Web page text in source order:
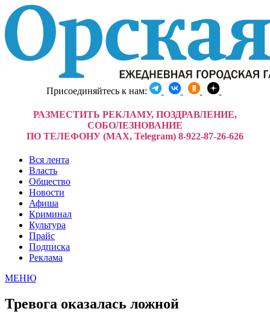
Присоединяйтесь к нам:
РАЗМЕСТИТЬ РЕКЛАМУ, ПОЗДРАВЛЕНИЕ,
СОБОЛЕЗНОВАНИЕ
ПО ТЕЛЕФОНУ (MAX, Telegram) 8-922-87-26-626
Вся лента
Власть
Общество
Новости
Афиша
Криминал
Культура
Прайс
Подписка
Реклама
МЕНЮ
Тревога оказалась ложной